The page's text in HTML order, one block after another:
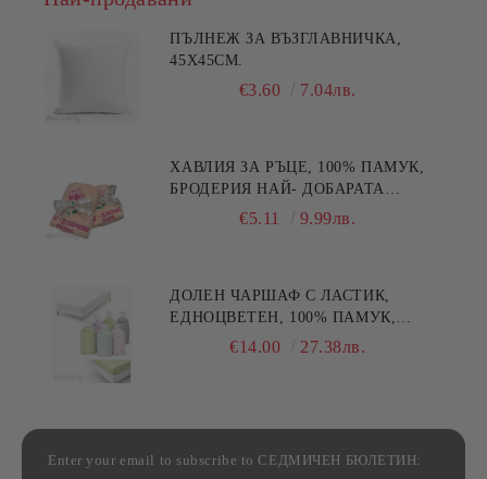
ПЪЛНЕЖ ЗА ВЪЗГЛАВНИЧКА,
45X45СМ.
€3.60 7.04лв.
ХАВЛИЯ ЗА РЪЦЕ, 100% ПАМУК,
БРОДЕРИЯ НАЙ- ДОБАРАТА
МАЙКА/БАБА , РАЗМЕР:
€5.11 9.99лв.
ДОЛЕН ЧАРШАФ С ЛАСТИК,
ЕДНОЦВЕТЕН, 100% ПАМУК,
РАЗЛИЧНИ РАЗМЕРИ
€14.00 27.38лв.
Enter your email to subscribe to СЕДМИЧЕН БЮЛЕТИН: